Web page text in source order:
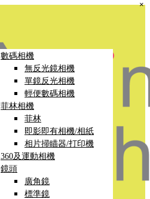
數碼相機
無反光鏡相機
單鏡反光相機
輕便數碼相機
菲林相機
菲林
即影即有相機/相紙
相片掃瞄器/打印機
360及運動相機
鏡頭
廣角鏡
標準鏡
×